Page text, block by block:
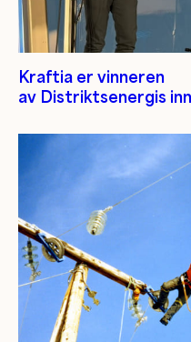
Kraftia er vinneren
av Distriktsenergis